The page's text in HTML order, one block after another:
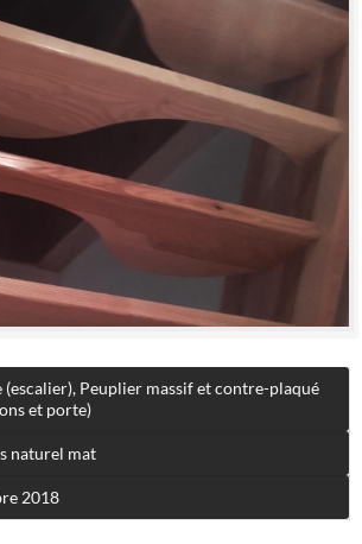
(escalier), Peuplier massif et contre-plaqué
et porte)
naturel mat
2018